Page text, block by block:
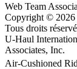
Web Team
Copyright © 2026
Tous droits
U-Haul
Associates, Inc.
Air-Cushioned